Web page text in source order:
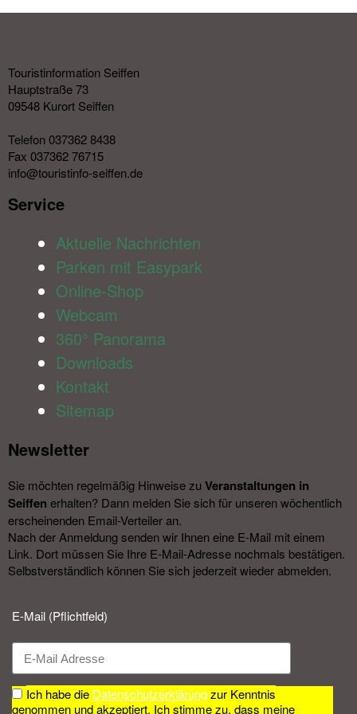
Touristinformation Seiffen
Hauptstraße 73
09548 Kurort Seiffen
Telefon 037362 8438
Fax 037362 76715
info@touristinfo-seiffen.de
Service​
Aktuelle Nachrichten
Parken mit Easypark
Online-Shop
Webcam
360° Panorama
Downloads
Kontakt
Sitemap
Newsletter​
Sie möchten regelmäßig Hinweise zu Veranstal­tungen in
Seiffen erhalten? Dann melden Sie sich für unseren wöchentlich
erscheinenden Email-Verteiler an.
Nach der Anmeldung senden wir Ihnen eine E-Mail mit einem
Link. Dort müssen Sie Ihre E-Mail-Adresse nochmals bestätigen.
Selbstverständlich können Sie sich jederzeit wieder abmelden.​
E-Mail (Pflichtfeld)
Ich habe die Datenschutzerklärungzur Kenntnis
genommen und akzeptiert. Ich stimme zu, dass meine